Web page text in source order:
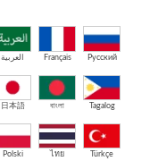
العربية Français Русский
日本語 বাংলা Tagalog
Polski ไทย Türkçe